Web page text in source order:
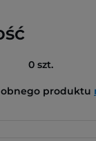
0 szt.
produktu